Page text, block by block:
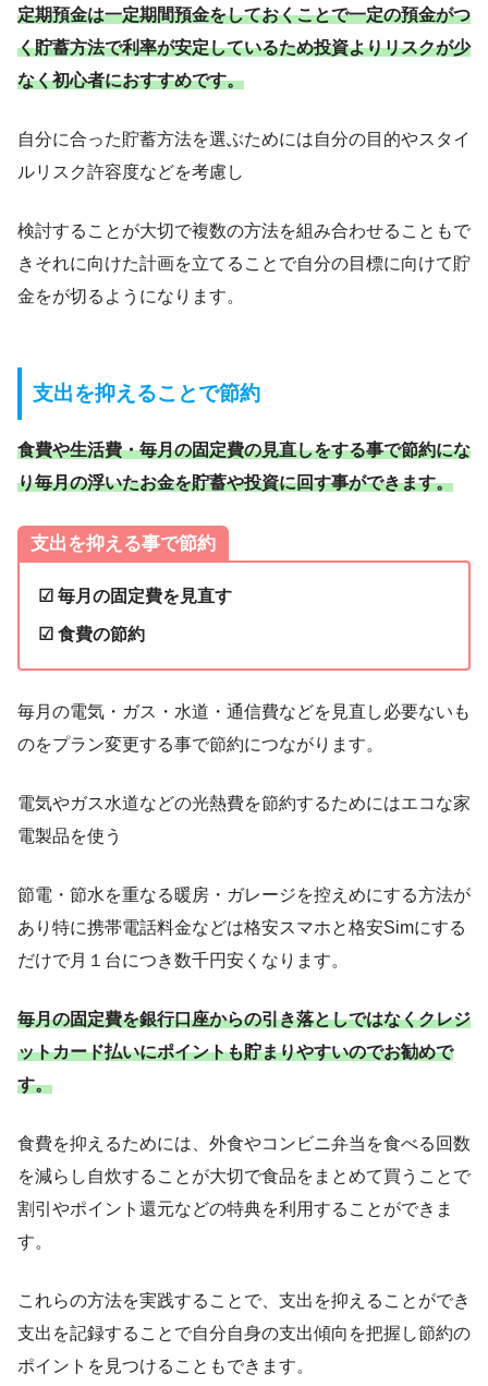
定期預金は一定期間預金をしておくことで一定の預金がつ
く貯蓄方法で利率が安定しているため投資よりリスクが少
なく初心者におすすめです。
自分に合った貯蓄方法を選ぶためには自分の目的やスタイ
ルリスク許容度などを考慮し
検討することが大切で複数の方法を組み合わせることもで
きそれに向けた計画を立てることで自分の目標に向けて貯
金をが切るようになります。
支出を抑えることで節約
食費や生活費・毎月の固定費の見直しをする事で節約にな
り毎月の浮いたお金を貯蓄や投資に回す事ができます。
支出を抑える事で節約
☑ 毎月の固定費を見直す
☑ 食費の節約
毎月の電気・ガス・水道・通信費などを見直し必要ないも
のをプラン変更する事で節約につながります。
電気やガス水道などの光熱費を節約するためにはエコな家
電製品を使う
節電・節水を重なる暖房・ガレージを控えめにする方法が
あり特に携帯電話料金などは格安スマホと格安Simにする
だけで月１台につき数千円安くなります。
毎月の固定費を銀行口座からの引き落としではなくクレジ
ットカード払いにポイントも貯まりやすいのでお勧めで
す。
食費を抑えるためには、外食やコンビニ弁当を食べる回数
を減らし自炊することが大切で食品をまとめて買うことで
割引やポイント還元などの特典を利用することができま
す。
これらの方法を実践することで、支出を抑えることができ
支出を記録することで自分自身の支出傾向を把握し節約の
ポイントを見つけることもできます。